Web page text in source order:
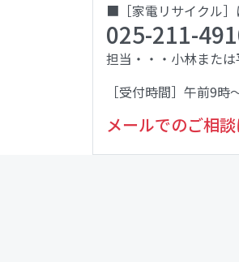
■［家電リサイクル］
025-211-
担当・・・小林または
［受付時間］午前9
メールでのご相